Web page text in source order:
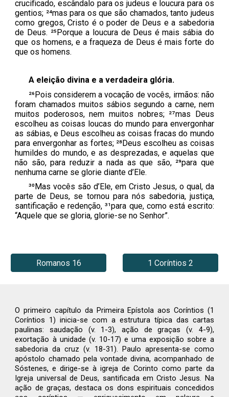
crucificado, escândalo para os judeus e loucura para os
gentios; ²⁴mas para os que são chamados, tanto judeus
como gregos, Cristo é o poder de Deus e a sabedoria
de Deus. ²⁵Porque a loucura de Deus é mais sábia do
que os homens, e a fraqueza de Deus é mais forte do
que os homens.
A e leição divina e averdadeira g lória.
²⁶Pois considerem a vocação de vocês, irmãos: não
foram chamados muitos sábios segundo a carne, nem
muitos poderosos, nem muitos nobres; ²⁷mas Deus
escolheu as coisas loucas do mundo para envergonhar
as sábias, e Deus escolheu as coisas fracas do mundo
para envergonhar as fortes; ²⁸Deus escolheu as coisas
humildes do mundo, e as desprezadas, e aquelas que
não são, para reduzir a nada as que são, ²⁹para que
nenhuma carne se glorie diante d’Ele.
³⁰Mas vocês são d’Ele, em Cristo Jesus, o qual, da
parte de Deus, se tornou para nós sabedoria, justiça,
santificação e redenção, ³¹para que, como está escrito:
“Aquele que se gloria, glorie-se no Senhor”.
Romanos 16 1 Coríntios 2
O primeiro capítulo da Primeira Epístola aos Coríntios (1
Coríntios 1) inicia-se com a estrutura típica das cartas
paulinas: saudação (v. 1-3), ação de graças (v. 4-9),
exortação à unidade (v. 10-17) e uma exposição sobre a
sabedoria da cruz (v. 18-31). Paulo apresenta-se como
apóstolo chamado pela vontade divina, acompanhado de
Sóstenes, e dirige-se à igreja de Corinto como parte da
Igreja universal de Deus, santificada em Cristo Jesus. Na
ação de graças, destaca os dons espirituais concedidos